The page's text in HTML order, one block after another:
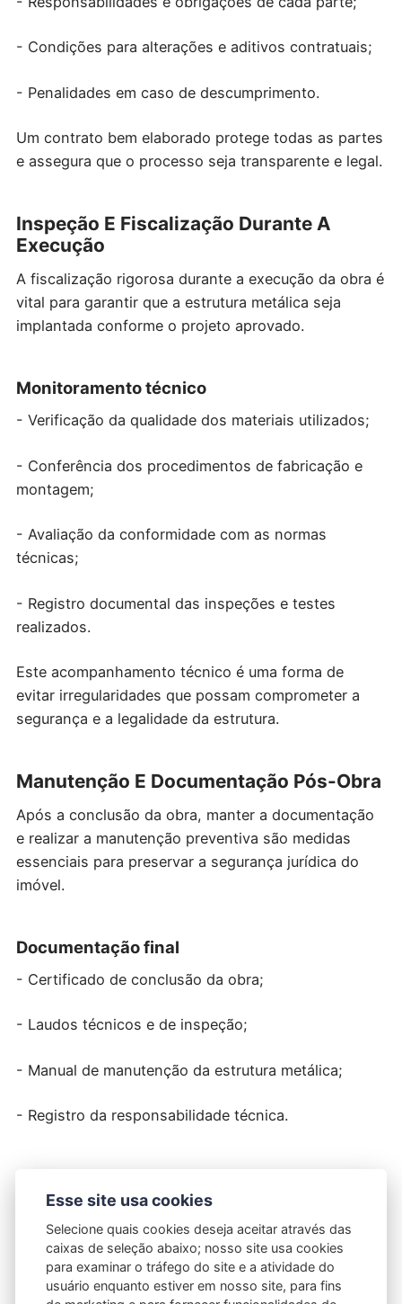
- Condições para alterações e aditivos contratuais;
- Penalidades em caso de descumprimento.
Um contrato bem elaborado protege todas as partes
e assegura que o processo seja transparente e legal.
Inspeção E Fiscalização Durante A
Execução
A fiscalização rigorosa durante a execução da obra é
vital para garantir que a estrutura metálica seja
implantada conforme o projeto aprovado.
Monitoramento técnico
- Verificação da qualidade dos materiais utilizados;
- Conferência dos procedimentos de fabricação e
montagem;
- Avaliação da conformidade com as normas
técnicas;
- Registro documental das inspeções e testes
realizados.
Este acompanhamento técnico é uma forma de
evitar irregularidades que possam comprometer a
segurança e a legalidade da estrutura.
Manutenção E Documentação Pós-Obra
Após a conclusão da obra, manter a documentação
e realizar a manutenção preventiva são medidas
essenciais para preservar a segurança jurídica do
imóvel.
Documentação final
- Certificado de conclusão da obra;
- Laudos técnicos e de inspeção;
- Manual de manutenção da estrutura metálica;
- Registro da responsabilidade técnica.
Estruturas metálicas, embora resistentes, requerem
inspeção e manutenção constantes para evitar
corrosão, desgastes ou danos que possam gerar
riscos estruturais e legais.
Esse site usa cookies
Selecione quais cookies deseja aceitar através das
caixas de seleção abaixo; nosso site usa cookies
para examinar o tráfego do site e a atividade do
usuário enquanto estiver em nosso site, para fins